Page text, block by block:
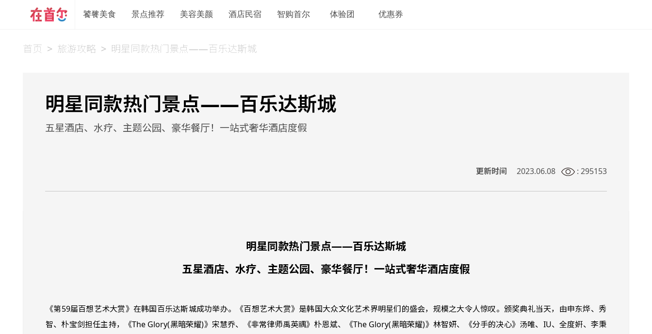
饕餮美食 景点推荐 美容美颜 酒店民宿 智购首尔 体验团 优惠券
首页 > 旅游攻略 > 明星同款热门景点——百乐达斯城
明星同款热门景点——百乐达斯城
五星酒店、水疗、主题公园、豪华餐厅！一站式奢华酒店度假
更新时间 2023.06.08 : 295153
明星同款热门景点——百乐达斯城
五星酒店、水疗、主题公园、豪华餐厅！一站式奢华酒店度假
《第59届百想艺术大赏》在韩国百乐达斯城成功举办。《百想艺术大赏》是韩国大众文化艺术界明星们的盛会，规模之大令人惊叹。颁奖典礼当天，由申东烨、秀
智、朴宝剑担任主持，《The Glory(黑暗荣耀)》宋慧乔、《非常律师禹英禑》朴恩斌、《The Glory(黑暗荣耀)》林智妍、《分手的决心》汤唯、IU、全度姸、李秉